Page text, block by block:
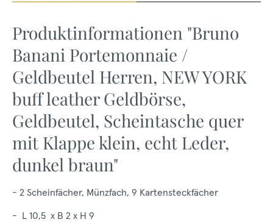
Produktinformationen "Bruno
Banani Portemonnaie /
Geldbeutel Herren, NEW YORK
buff leather Geldbörse,
Geldbeutel, Scheintasche quer
mit Klappe klein, echt Leder,
dunkel braun"
- 2 Scheinfächer, Münzfach, 9 Kartensteckfächer
- L 10,5 x B 2 x H 9